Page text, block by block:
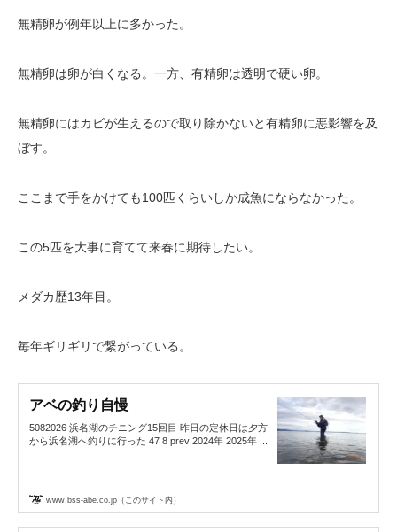
無精卵が例年以上に多かった。
無精卵は卵が白くなる。一方、有精卵は透明で硬い卵。
無精卵にはカビが生えるので取り除かないと有精卵に悪影響を及
ぼす。
ここまで手をかけても100匹くらいしか成魚にならなかった。
この5匹を大事に育てて来春に期待したい。
メダカ歴13年目。
毎年ギリギリで繋がっている。
アベの釣り自慢
5082026 浜名湖のチニング15回目 昨日の定休日は夕方
から浜名湖へ釣りに行った 47 8 prev 2024年 2025年 ...
www.bss-abe.co.jp（このサイト内）